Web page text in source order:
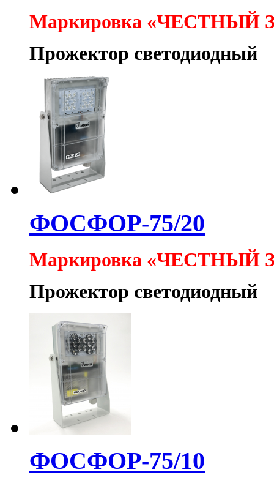
Маркировка «ЧЕСТНЫЙ
Прожектор светодиодный
ФОСФОР-75/20
Маркировка «ЧЕСТНЫЙ
Прожектор светодиодный
ФОСФОР-75/10